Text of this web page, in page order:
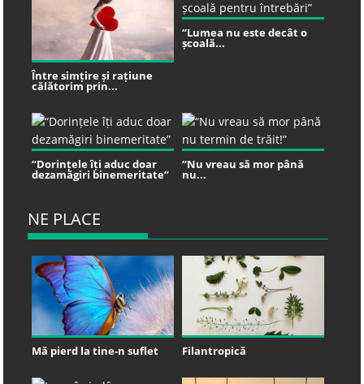
Între simțire și rațiune
călătorim prin...
“Lumea nu este decât o
școală...
“Dorințele îți aduc doar
dezamăgiri binemeritate”
“Nu vreau să mor până
nu...
NE PLACE
Mă pierd la tine-n suflet Filantropică